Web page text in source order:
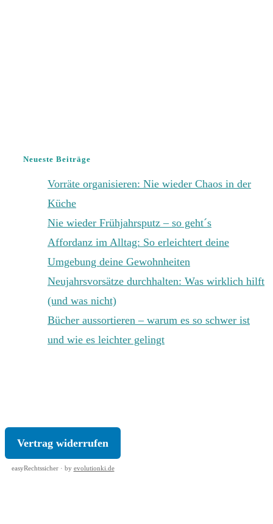
Neueste Beiträge
Vorräte organisieren: Nie wieder Chaos in der
Küche
Nie wieder Frühjahrsputz – so geht´s
Affordanz im Alltag: So erleichtert deine
Umgebung deine Gewohnheiten
Neujahrsvorsätze durchhalten: Was wirklich hilft
(und was nicht)
Bücher aussortieren – warum es so schwer ist
und wie es leichter gelingt
Vertrag widerrufen
easyRechtssicher · by evolutionki.de